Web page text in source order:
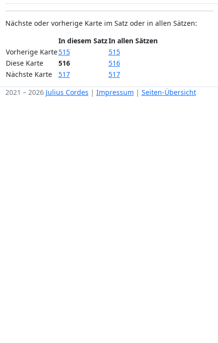
Nächste oder vorherige Karte im Satz oder in allen Sätzen:
In diesem SatzIn allen Sätzen
Vorherige Karte515
515
Diese Karte
516
516
Nächste Karte
517
517
2021 – 2026 Julius Cordes | Impressum | Seiten-Übersicht